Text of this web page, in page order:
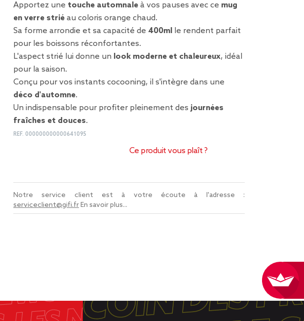
Apportez une touche automnale à vos pauses avec ce mug
en verre strié au coloris orange chaud.
Sa forme arrondie et sa capacité de 400ml le rendent parfait
pour les boissons réconfortantes.
L'aspect strié lui donne un look moderne et chaleureux, idéal
pour la saison.
Conçu pour vos instants cocooning, il s'intègre dans une
déco d'automne.
Un indispensable pour profiter pleinement des journées
fraîches et douces.
REF. 000000000000641095
Ce produit vous plaît ?
Notre service client est à votre écoute à l'adresse :
serviceclient@gifi.frEn savoir plus...